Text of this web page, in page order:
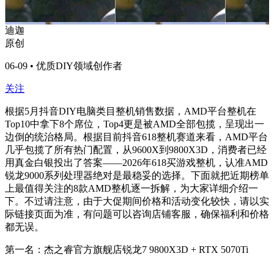
迪迦
原创
06-09 • 优质DIY领域创作者
关注
根据5月抖音DIY电脑类目整机销售数据，AMD平台整机在
Top10中拿下8个席位，Top4更是被AMD全部包揽，呈现出一
边倒的统治格局。根据目前抖音618整机赛道来看，AMD平台
几乎包揽了所有热门配置，从9600X到9800X3D，消费者已经
用真金白银投出了答案——2026年618买游戏整机，认准AMD
锐龙9000系列处理器绝对是最稳妥的选择。下面就把近期榜单
上最值得关注的8款AMD整机逐一拆解，为大家详细介绍一
下。不过请注意，由于大促期间价格和活动变化较快，请以实
际链接页面为准，有问题可以咨询店铺客服，确保福利和价格
都无误。
第一名：杰之睿官方旗舰店锐龙7 9800X3D + RTX 5070Ti